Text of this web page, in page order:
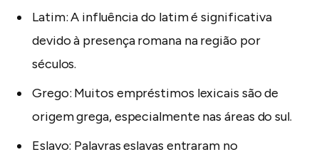
Latim: A influência do latim é significativa
devido à presença romana na região por
séculos.
Grego: Muitos empréstimos lexicais são de
origem grega, especialmente nas áreas do sul.
Eslavo: Palavras eslavas entraram no